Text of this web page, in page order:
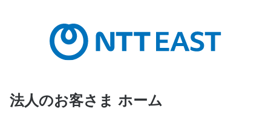
法人のお客さま ホーム